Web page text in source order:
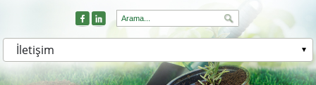
İletişim